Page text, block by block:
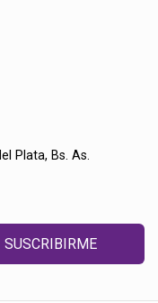
Plata, Bs. As.
SUSCRIBIRME